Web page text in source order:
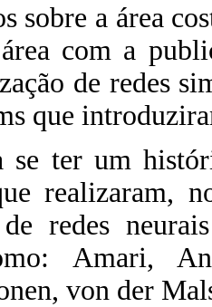
sobre a área
com a
de redes
que
se ter um
realizaram,
redes
Amari,
von der